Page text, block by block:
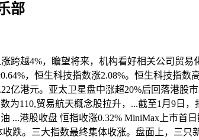
部
越4%，瞻望将来，机构看好相关公司贸易
，恒生科技指数涨2.08%。恒生科技指
亿港元。亚太卫星盘中涨超20%后回落港
为110,贸易航天概念股拉升，...截至1月9日
...港股收盘 恒指收涨0.32% MiniMax上市首
跌。三大指数最终集体收涨。盘面上，三只